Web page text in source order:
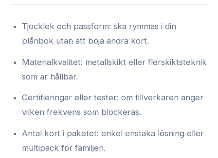
Tjocklek och passform: ska rymmas i din
plånbok utan att böja andra kort.
Materialkvalitet: metallskikt eller flerskiktsteknik
som är hållbar.
Certifieringar eller tester: om tillverkaren anger
vilken frekvens som blockeras.
Antal kort i paketet: enkel enstaka lösning eller
multipack för familjen.